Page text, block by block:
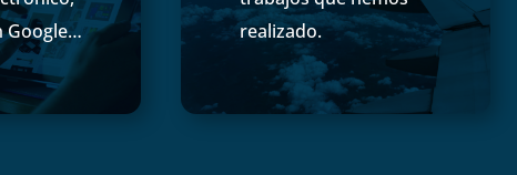
Google…
realizado.